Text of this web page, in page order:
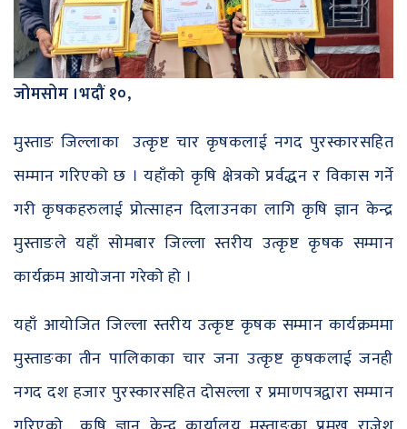
जोमसोम ।भदौं १०,
मुस्ताङ जिल्लाका उत्कृष्ट चार कृषकलाई नगद पुरस्कारसहित
सम्मान गरिएको छ । यहाँको कृषि क्षेत्रको प्रर्वद्धन र विकास गर्ने
गरी कृषकहरुलाई प्रोत्साहन दिलाउनका लागि कृषि ज्ञान केन्द्र
मुस्ताङले यहाँ सोमबार जिल्ला स्तरीय उत्कृष्ट कृषक सम्मान
कार्यक्रम आयोजना गरेको हो ।
यहाँ आयोजित जिल्ला स्तरीय उत्कृष्ट कृषक सम्मान कार्यक्रममा
मुस्ताङका तीन पालिकाका चार जना उत्कृष्ट कृषकलाई जनही
नगद दश हजार पुरस्कारसहित दोसल्ला र प्रमाणपत्रद्वारा सम्मान